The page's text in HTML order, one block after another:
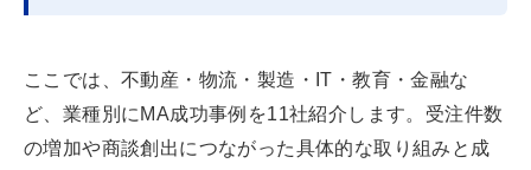
ここでは、不動産・物流・製造・IT・教育・金融な
ど、業種別にMA成功事例を11社紹介します。受注件数
の増加や商談創出につながった具体的な取り組みと成